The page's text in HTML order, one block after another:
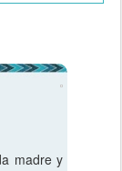
madre y